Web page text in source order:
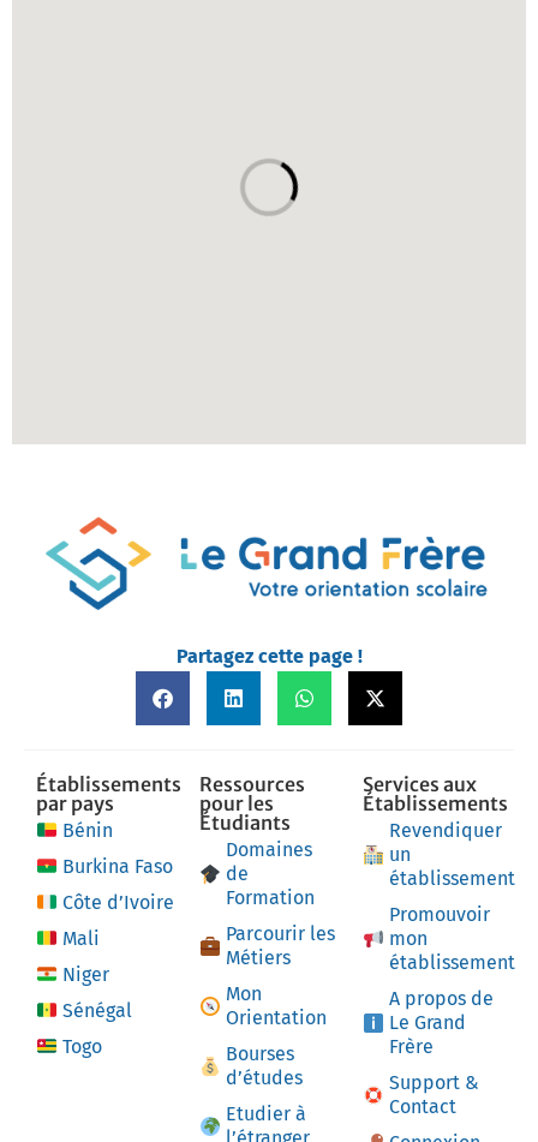
Partagez cette page !
Établissements
par pays
Bénin
Burkina Faso
Côte d’Ivoire
Mali
Niger
Sénégal
Togo
Ressources
pour les
Étudiants
Domaines
de
Formation
Parcourir les
Métiers
Mon
Orientation
Bourses
d’études
Etudier à
Services aux
Établissements
Revendiquer
un
établissement
Promouvoir
mon
établissement
A propos de
Le Grand
Frère
Support &
Contact